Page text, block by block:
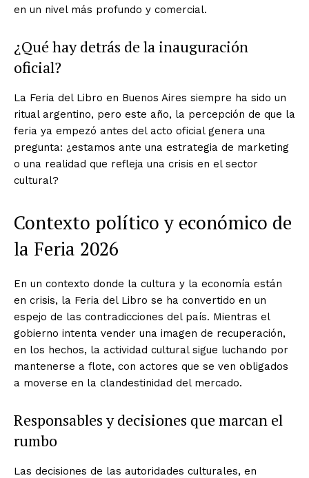
en un nivel más profundo y comercial.
¿Qué hay detrás de la inauguración
oficial?
La Feria del Libro en Buenos Aires siempre ha sido un
ritual argentino, pero este año, la percepción de que la
feria ya empezó antes del acto oficial genera una
pregunta: ¿estamos ante una estrategia de marketing
o una realidad que refleja una crisis en el sector
cultural?
Contexto político y económico de
la Feria 2026
En un contexto donde la cultura y la economía están
en crisis, la Feria del Libro se ha convertido en un
espejo de las contradicciones del país. Mientras el
gobierno intenta vender una imagen de recuperación,
en los hechos, la actividad cultural sigue luchando por
mantenerse a flote, con actores que se ven obligados
a moverse en la clandestinidad del mercado.
Responsables y decisiones que marcan el
rumbo
Las decisiones de las autoridades culturales, en